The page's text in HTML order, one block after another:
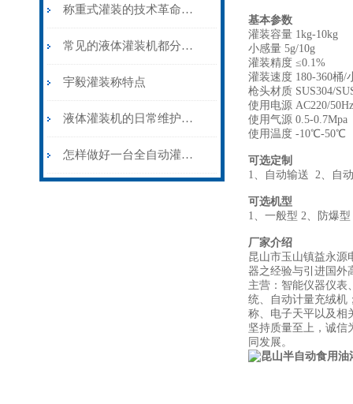
称重式灌装的技术革命——灌装称在大容量物料计量中的精准应用
常见的液体灌装机都分为哪几类？
宇毅灌装称特点
液体灌装机的日常维护和保养
怎样做好一台全自动灌装机？
基本参数
灌装容量 1kg-10kg
小感量 5g/10g
灌装精度 ≤0.1%
灌装速度 180-360桶/
枪头材质 SUS304/
使用电源 AC220/
使用气源 0.5-0.7Mpa
使用温度 -10℃-50℃
可选定制
1、自动输送 2、自
可选机型
1、一般型 2、防爆型
厂家介绍
昆山市玉山镇益永源
器之经验与引进国外
主营：智能仪器仪表
统、自动计量充绒机
称、电子天平以及相
坚持质量至上，诚信
同发展。